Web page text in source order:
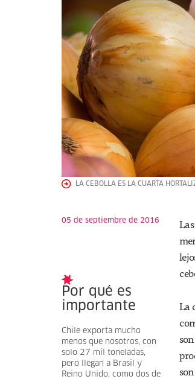
LA CEBOLLA ES LA CUARTA
05 de septiembre de 2016
Por qué es
importante
Chile exporta mucho
menos que nosotros, con
solo 27 mil toneladas,
pero llegan a Brasil y
Reino Unido, como dos de
La